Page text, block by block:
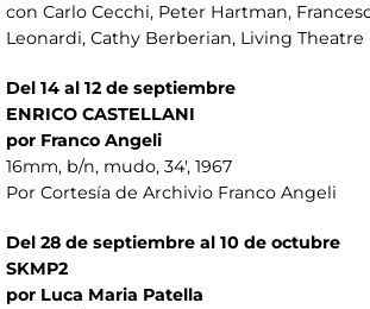
con Carlo Cecchi, Peter Hartman,
Leonardi, Cathy Berberian, Living Theatre
Del 14 al 12 de septiembre
ENRICO CASTELLANI
por Franco Angeli
16mm, b/n, mudo, 34', 1967
Por Cortesía de Archivio Franco Angeli
Del 28 de septiembre al 10 de octubre
SKMP2
por Luca Maria Patella